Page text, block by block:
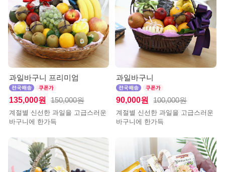
과일바구니 프리미엄
135,000원 150,000원
계절별 신선한 과일을 고급스러운
바구니에 한가득
과일바구니
90,000원 100,000원
계절별 신선한 과일을 고급스러운
바구니에 한가득